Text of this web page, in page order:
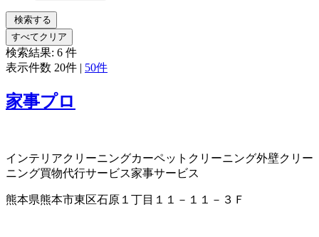
検索する
すべてクリア
検索結果: 6 件
表示件数 20件 | 50件
家事プロ
インテリアクリーニングカーペットクリーニング外壁クリー
ニング買物代行サービス家事サービス
熊本県熊本市東区石原１丁目１１－１１－３Ｆ